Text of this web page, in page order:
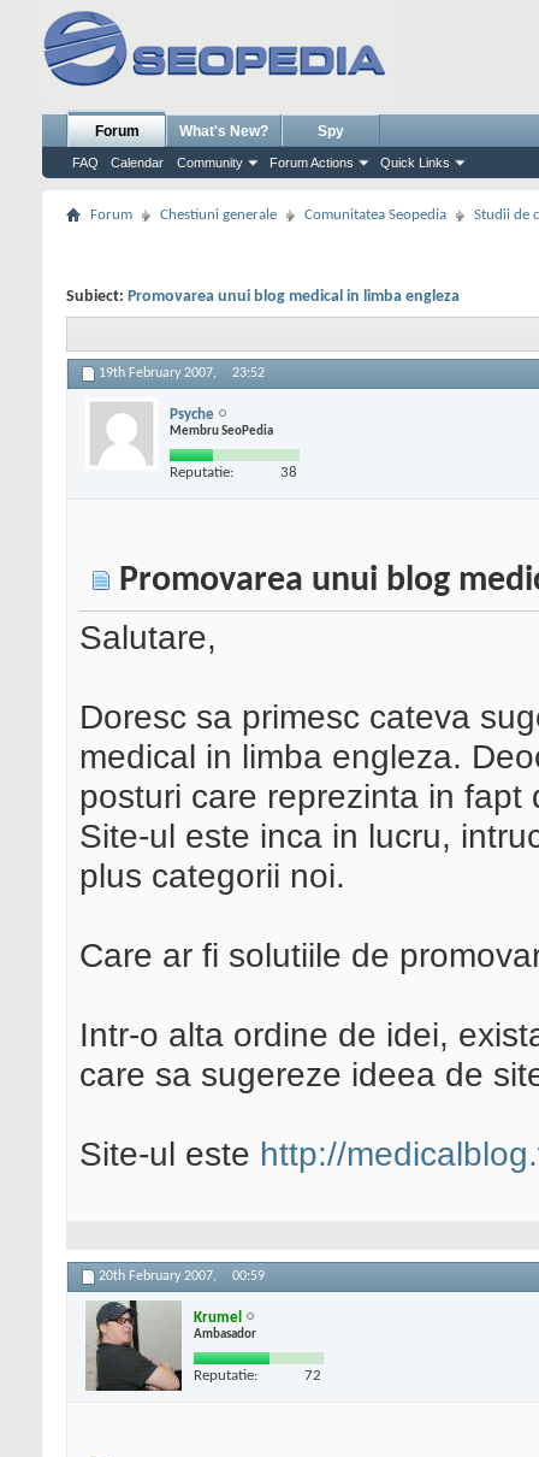
Forum
FAQ Calendar Community Forum Actions Quick Links
What's New? Spy
Forum Chestiuni generale Comunitatea Seopedia Studii de
Subiect: Promovarea unui blog medical in limba engleza
19th February 2007, 23:52
Psyche
Membru SeoPedia
Reputatie: 38
Promovarea unui blog
Salutare,
Doresc sa primesc cateva
medical in limba engleza.
posturi care reprezinta in
Site-ul este inca in lucru,
plus categorii noi.
Care ar fi solutiile de
Intr-o alta ordine de idei,
care sa sugereze ideea de
Site-ul este http://
20th February 2007, 00:59
Krumel
Ambasador
Reputatie: 72